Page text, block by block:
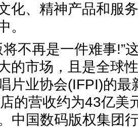
化、精神产品和服
。
将不再是一件难事!”
的市场，且是全球
片业协会(IFPI)的最
的营收约为43亿美
中国数码版权集团